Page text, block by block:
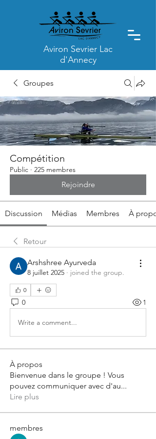
Aviron Sevrier Lac
d'Annecy
Groupes
Compétition
Public · 225 membres
Rejoindre
Discussion Médias Membres À
Retour
Arshshree Ayurveda
8 juillet 2025 · joined the group.
0
0 1
Write a comment...
À propos
Bienvenue dans le groupe ! Vous
pouvez communiquer avec d'au...
Lire plus
membres